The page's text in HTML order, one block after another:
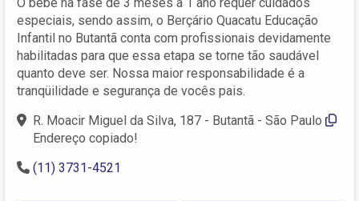
especiais, sendo assim, o Berçário Quacatu Educação
Infantil no Butantã conta com profissionais devidamente
habilitadas para que essa etapa se torne tão saudável
quanto deve ser. Nossa maior responsabilidade é a
tranqüilidade e segurança de vocês pais.
R. Moacir Miguel da Silva, 187 - Butantã - São Paulo
Endereço copiado!
(11) 3731-4521